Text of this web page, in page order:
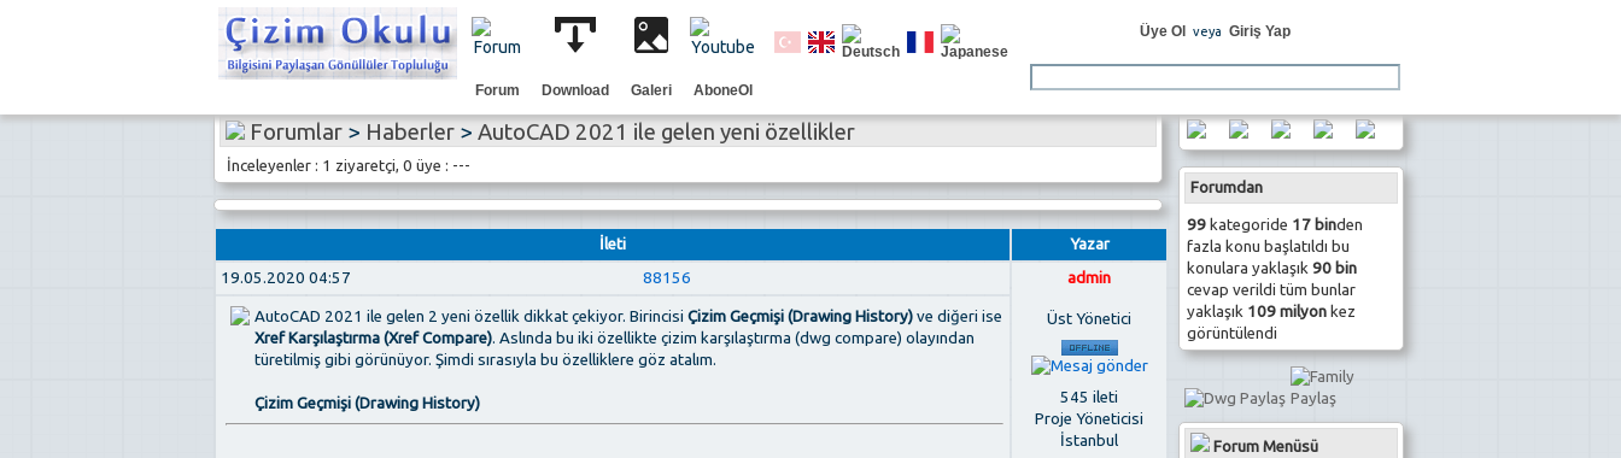
Forum Download Galeri AboneOl
Üye Ol veya Giriş Yap
Forumdan
99kategoride 17 binden
fazla konu başlatıldı bu
konulara yaklaşık 90 bin
cevap verildi tüm bunlar
yaklaşık 109 milyonkez
görüntülendi
Forum Menüsü
Forumlar> Haberler> AutoCAD 2021 ile gelen yeni özellikler
İnceleyenler : 1 ziyaretçi, 0 üye : ---
İleti
Yazar
19.05.2020 04:57
88156 admin
Üst Yönetici
545 ileti
Proje Yöneticisi
İstanbul
AutoCAD 2021 ile gelen 2 yeni özellik dikkat çekiyor. Birincisi Çizim Geçmişi (Drawing History) ve diğeri ise
Xref Karşılaştırma (Xref Compare). Aslında bu iki özellikte çizim karşılaştırma (dwg compare) olayından
türetilmiş gibi görünüyor. Şimdi sırasıyla bu özelliklere göz atalım.
Çizim Geçmişi (Drawing History)